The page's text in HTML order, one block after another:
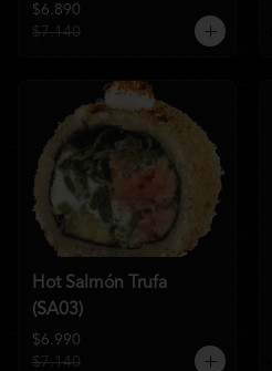
$6.890
$7.140
Hot Salmón Trufa
(SA03)
$6.990
$7.140